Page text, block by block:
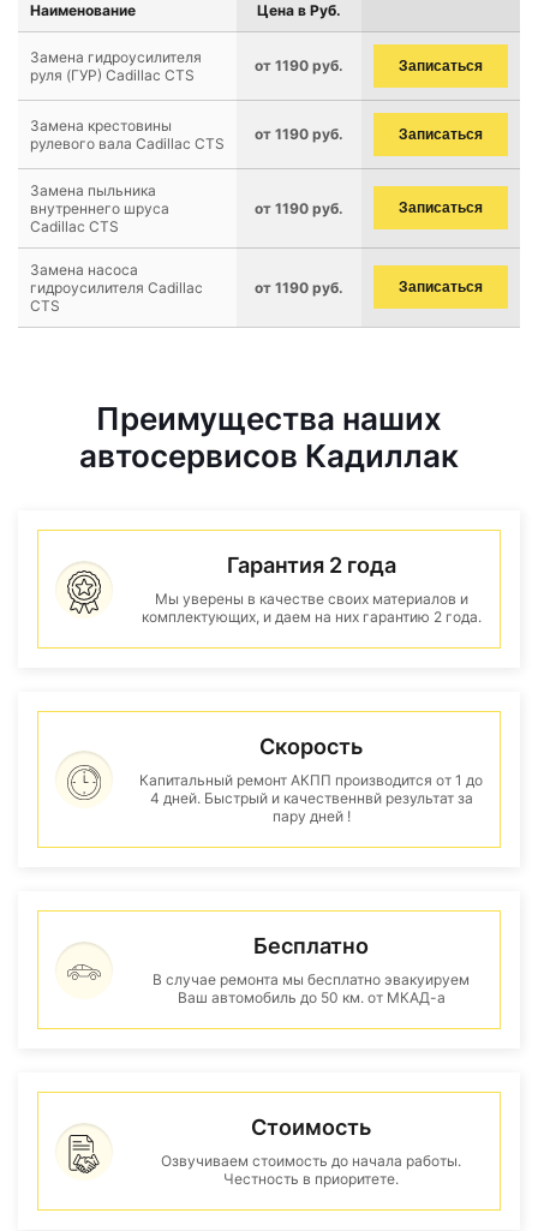
Наименование Цена в Руб.
Замена гидроусилителя
руля (ГУР) Cadillac CTS
от 1190 руб. Записаться
Замена крестовины
рулевого вала Cadillac CTS
от 1190 руб. Записаться
Замена пыльника
внутреннего шруса
Cadillac CTS
от 1190 руб. Записаться
Замена насоса
гидроусилителя Cadillac
CTS
от 1190 руб. Записаться
Преимущества наших
автосервисов Кадиллак
Гарантия 2 года
Мы уверены в качестве своих материалов и
комплектующих, и даем на них гарантию 2 года.
Скорость
Капитальный ремонт АКПП производится от 1 до
4 дней. Быстрый и качественнвй результат за
пару дней !
Бесплатно
В случае ремонта мы бесплатно эвакуируем
Ваш автомобиль до 50 км. от МКАД-а
Стоимость
Озвучиваем стоимость до начала работы.
Честность в приоритете.